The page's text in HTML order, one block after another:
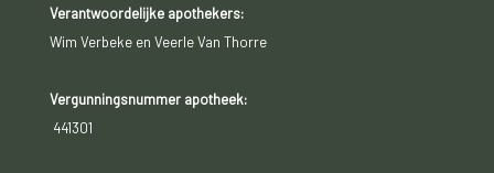
Verantwoordelijke apothekers:
Wim Verbeke en Veerle Van Thorre
Vergunningsnummer apotheek:
441301